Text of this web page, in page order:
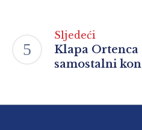
Sljedeći
Klapa
samostalni